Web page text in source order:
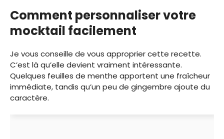
Comment personnaliser votre
mocktail facilement
Je vous conseille de vous approprier cette recette.
C’est là qu’elle devient vraiment intéressante.
Quelques feuilles de menthe apportent une fraîcheur
immédiate, tandis qu’un peu de gingembre ajoute du
caractère.